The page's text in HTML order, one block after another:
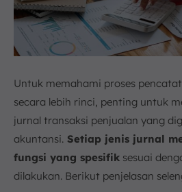
Untuk memahami proses
secara lebih rinci, penting untuk
jurnal transaksi penjualan yang
akuntansi. Setiap jenis jurnal
fungsi yang spesifik sesuai
dilakukan. Berikut penjelasan